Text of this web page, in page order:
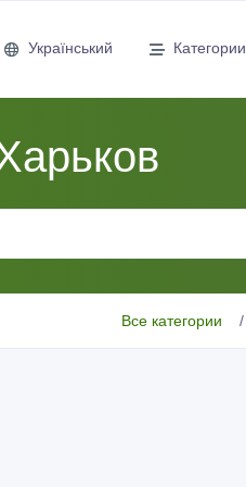
Український Категории
Все категории